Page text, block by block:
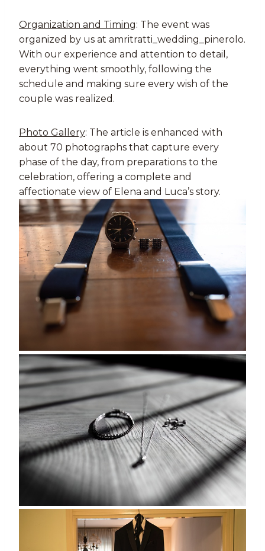
Organization and Timing: The event was
organized by us at amritratti_wedding_pinerolo.
With our experience and attention to detail,
everything went smoothly, following the
schedule and making sure every wish of the
couple was realized.
Photo Gallery: The article is enhanced with
about 70 photographs that capture every
phase of the day, from preparations to the
celebration, offering a complete and
affectionate view of Elena and Luca’s story.